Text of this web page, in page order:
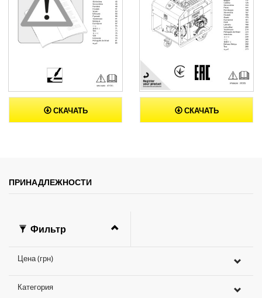
СКАЧАТЬ СКАЧАТЬ
ПРИНАДЛЕЖНОСТИ
Фильтр
Цена (грн)
Категория